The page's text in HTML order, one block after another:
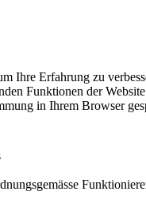
Ihre Erfahrung zu
Funktionen der
in Ihrem Browser